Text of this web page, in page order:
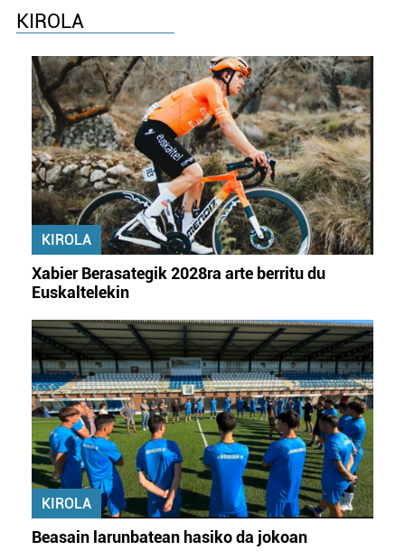
KIROLA
KIROLA
Xabier Berasategik 2028ra arte berritu du
Euskaltelekin
KIROLA
Beasain larunbatean hasiko da jokoan